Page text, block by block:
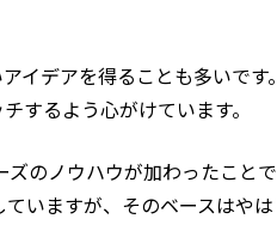
イデアを得ることも多いで
するよう心がけています。
のノウハウが加わったこと
いますが、そのベースはや